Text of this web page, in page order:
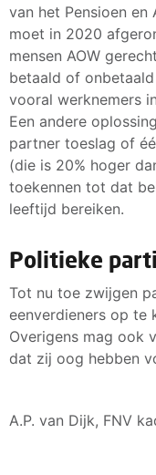
van het Pensioen
moet in 2020
mensen AOW
betaald of
vooral werknemers
Een andere
partner toeslag of
(die is 20% hoger
toekennen tot dat
leeftijd bereiken.
Politieke
Tot nu toe zwijgen
eenverdieners op te
Overigens mag ook
dat zij oog hebben
A.P. van Dijk, FNV